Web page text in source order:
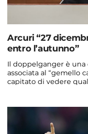
Arcuri “27
entro l’autunno”
Il doppelganger è
associata al “gemello
capitato di vedere
admin@admin.com